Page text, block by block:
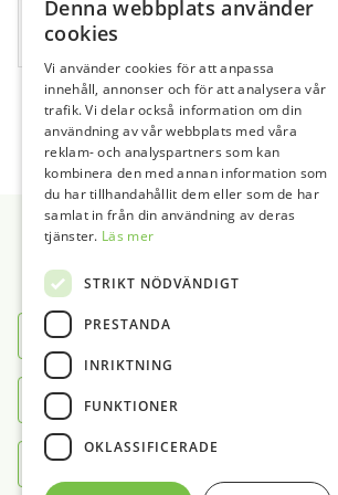
Mjukvara
Panoramaröntgen 2D
Panoramaröntgen 3D
Panorama Tillbehör
Sensor
Sensor Tillbehör
Diskdesinfektor Tillbehör
Instrumentskötsel
Instrumentskötsel Tillbehör
Foliesvets
Foliesvets Tillbehör
Ultraljudsbad
Ultraljudsbad Tillbehör
Vattendestillator
Top Dent
W&H
Defibrillator/Hjärtstartare
Kompositvärmare
Slipmaskin
Tandblekningslampa
Vacuumformare
690296
1 2 … 4 →
Sidfot
Om DAB
Servicecenter
Kontakt
Denna webbplats använder
cookies
Vi använder cookies för att anpassa
innehåll, annonser och för att analysera vår
trafik. Vi delar också information om din
användning av vår webbplats med våra
reklam- och analyspartners som kan
kombinera den med annan information som
du har tillhandahållit dem eller som de har
samlat in från din användning av deras
tjänster. Läs mer
STRIKT NÖDVÄNDIGT
PRESTANDA
INRIKTNING
FUNKTIONER
OKLASSIFICERADE